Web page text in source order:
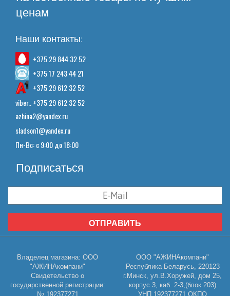
ценам
Наши контакты:
+375 29 844 32 52
+375 17 243 44 21
+375 29 612 32 52
viber.. +375 29 612 32 52
azhina2@yandex.ru
sladson1@yandex.ru
Пн-Вс: с 9:00 до 18:00
Подписаться
ОТПРАВИТЬ
Владелец магазина: ООО
"АЖИНАкомпани"
Свидетельство о
государственной регистрации:
№ 192377271
ООО "АЖИНАкомпани"
Республика Беларусь, 220123
г.Минск, ул.В.Хоружей, дом 25,
корпус 3, каб. 2-3,(блок 203)
УНП 192377271 ОКПО